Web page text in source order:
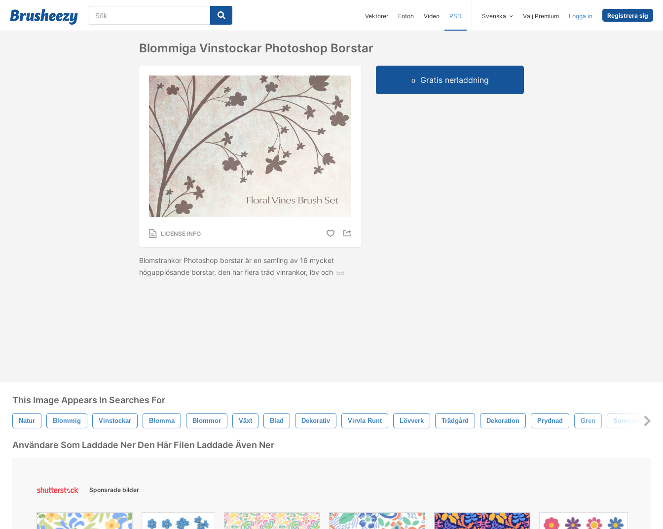
Vektorer Foton Video PSD Svenska Välj Premium Logga in Registrera sig
Blommiga Vinstockar Photoshop Borstar
LICENSE INFO
Blomstrankor Photoshop borstar är en samling av 16 mycket
högupplösande borstar, den har flera träd vinrankor, löv och
Gratis nerladdning
This Image Appears In Searches For
Natur Blommig Vinstockar Blomma Blommor Växt Blad Dekorativ Virvla Runt Lövverk Trädgård Dekoration Prydnad Gren Sommar
Användare Som Laddade Ner Den Här Filen Laddade Även Ner
Sponsrade bilder